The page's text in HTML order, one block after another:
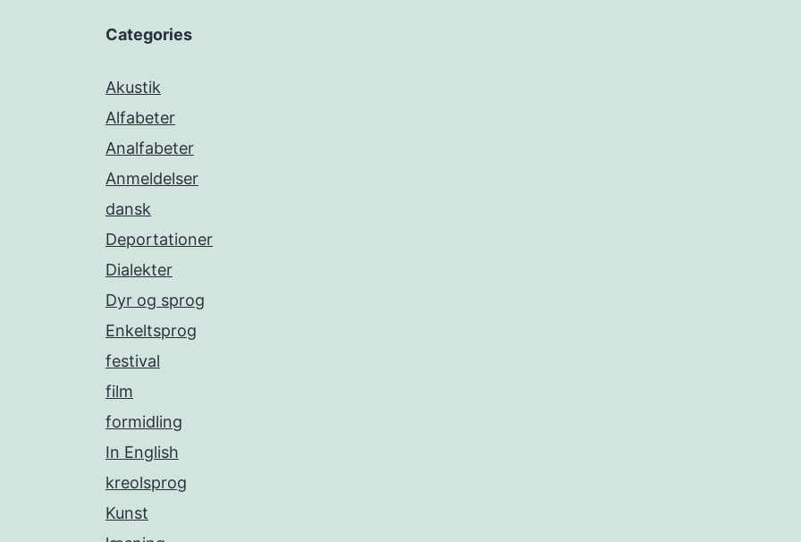
Categories
Akustik
Alfabeter
Analfabeter
Anmeldelser
dansk
Deportationer
Dialekter
Dyr og sprog
Enkeltsprog
festival
film
formidling
In English
kreolsprog
Kunst